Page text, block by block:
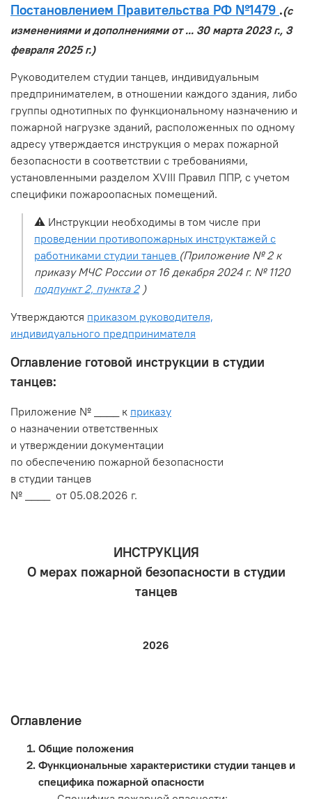
Постановлением Правительства РФ №1479 .(с
изменениями и дополнениями от ... 30 марта 2023 г., 3
февраля 2025 г.)
Руководителем студии танцев, индивидуальным
предпринимателем, в отношении каждого здания, либо
группы однотипных по функциональному назначению и
пожарной нагрузке зданий, расположенных по одному
адресу утверждается инструкция о мерах пожарной
безопасности в соответствии с требованиями,
установленными разделом XVIII Правил ППР, с учетом
специфики пожароопасных помещений.
⚠️ Инструкции необходимы в том числе при
проведении противопожарных инструктажей с
работниками студии танцев (Приложение № 2 к
приказу МЧС России от 16 декабря 2024 г. № 1120
подпункт 2, пункта 2)
Утверждаются приказом руководителя,
индивидуального предпринимателя
Оглавление готовой инструкции в студии
танцев:
Приложение № ____ к приказу
о назначении ответственных
и утверждении документации
по обеспечению пожарной безопасности
в студии танцев
№ ____ от 05.08.2026 г.
ИНСТРУКЦИЯ
О мерах пожарной безопасности в студии
танцев
2026
Оглавление
Общие положения
Функциональные характеристики студии танцев и
специфика пожарной опасности